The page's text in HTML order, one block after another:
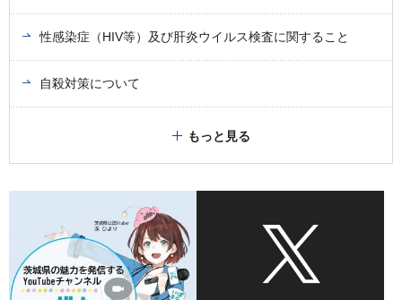
性感染症（HIV等）及び肝炎ウイルス検査に関すること
自殺対策について
もっと見る